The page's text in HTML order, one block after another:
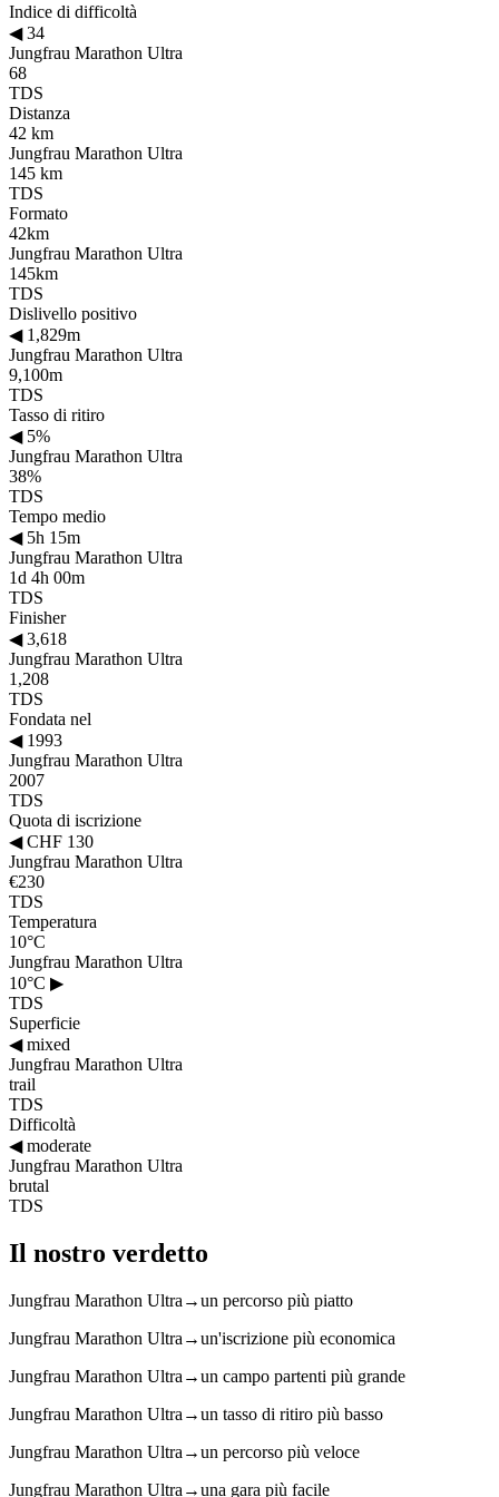
Indice di difficoltà
◀34
Jungfrau Marathon Ultra
68
TDS
Distanza
42 km
Jungfrau Marathon Ultra
145 km
TDS
Formato
42km
Jungfrau Marathon Ultra
145km
TDS
Dislivello positivo
◀1,829m
Jungfrau Marathon Ultra
9,100m
TDS
Tasso di ritiro
◀5%
Jungfrau Marathon Ultra
38%
TDS
Tempo medio
◀5h 15m
Jungfrau Marathon Ultra
1d 4h 00m
TDS
Finisher
◀3,618
Jungfrau Marathon Ultra
1,208
TDS
Fondata nel
◀1993
Jungfrau Marathon Ultra
2007
TDS
Quota di iscrizione
◀CHF 130
Jungfrau Marathon Ultra
€230
TDS
Temperatura
10°C
Jungfrau Marathon Ultra
10°C ▶
TDS
Superficie
◀mixed
Jungfrau Marathon Ultra
trail
TDS
Difficoltà
◀moderate
Jungfrau Marathon Ultra
brutal
TDS
Il nostro verdetto
Jungfrau Marathon Ultra →un percorso più piatto
Jungfrau Marathon Ultra →un'iscrizione più economica
Jungfrau Marathon Ultra →un campo partenti più grande
Jungfrau Marathon Ultra →un tasso di ritiro più basso
Jungfrau Marathon Ultra →un percorso più veloce
Jungfrau Marathon Ultra →una gara più facile